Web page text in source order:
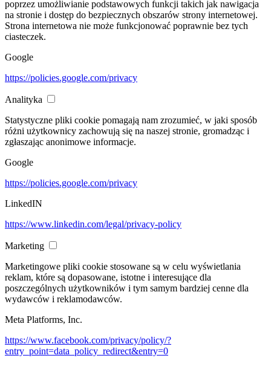
poprzez umożliwianie podstawowych funkcji takich jak nawigacja
na stronie i dostęp do bezpiecznych obszarów strony internetowej.
Strona internetowa nie może funkcjonować poprawnie bez tych
ciasteczek.
Google
https://policies.google.com/privacy
Analityka
Statystyczne pliki cookie pomagają nam zrozumieć, w jaki sposób
różni użytkownicy zachowują się na naszej stronie, gromadząc i
zgłaszając anonimowe informacje.
Google
https://policies.google.com/privacy
LinkedIN
https://www.linkedin.com/legal/privacy-policy
Marketing
Marketingowe pliki cookie stosowane są w celu wyświetlania
reklam, które są dopasowane, istotne i interesujące dla
poszczególnych użytkowników i tym samym bardziej cenne dla
wydawców i reklamodawców.
Meta Platforms, Inc.
https://www.facebook.com/privacy/policy/?
entry_point=data_policy_redirect&entry=0